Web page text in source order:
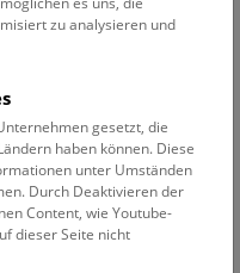
ist das NHM Wien
finden sie
zu analysieren und
gesetzt, die
haben können. Diese
unter Umständen
Durch Deaktivieren der
Content, wie Youtube-
dieser Seite nicht